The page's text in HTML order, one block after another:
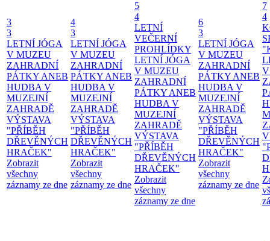
3
3
LETNÍ JÓGA
V MUZEU
ZAHRADNÍ
PÁTKY ANEB
HUDBA V
MUZEJNÍ
ZAHRADĚ
VÝSTAVA
"PŘÍBĚH
DŘEVĚNÝCH
HRAČEK"
Zobrazit
všechny
záznamy ze dne
4
3
LETNÍ JÓGA
V MUZEU
ZAHRADNÍ
PÁTKY ANEB
HUDBA V
MUZEJNÍ
ZAHRADĚ
VÝSTAVA
"PŘÍBĚH
DŘEVĚNÝCH
HRAČEK"
Zobrazit
všechny
záznamy ze dne
5
4
LETNÍ
VEČERNÍ
PROHLÍDKY
LETNÍ JÓGA
V MUZEU
ZAHRADNÍ
PÁTKY ANEB
HUDBA V
MUZEJNÍ
ZAHRADĚ
VÝSTAVA
"PŘÍBĚH
DŘEVĚNÝCH
HRAČEK"
Zobrazit
všechny
záznamy ze dne
6
3
LETNÍ JÓGA
V MUZEU
ZAHRADNÍ
PÁTKY ANEB
HUDBA V
MUZEJNÍ
ZAHRADĚ
VÝSTAVA
"PŘÍBĚH
DŘEVĚNÝCH
HRAČEK"
Zobrazit
všechny
záznamy ze dne
7
4